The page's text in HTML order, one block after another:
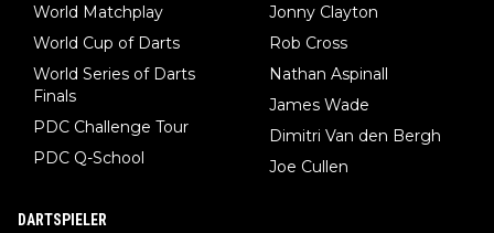
World Matchplay
World Cup of Darts
World Series of Darts
Finals
PDC Challenge Tour
PDC Q-School
Jonny Clayton
Rob Cross
Nathan Aspinall
James Wade
Dimitri Van den Bergh
Joe Cullen
DARTSPIELER